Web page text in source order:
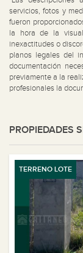
servicios, fotos y
fueron
la hora de la
inexactitudes o
planos legales del
documentación
previamente a la
profesionales la
PROPIEDADES
TERRENO LOTE